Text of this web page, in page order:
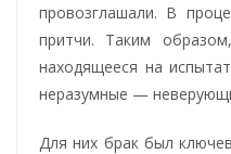
провозглашали. В
притчи. Таким
находящееся на
неразумные —
Для них брак был